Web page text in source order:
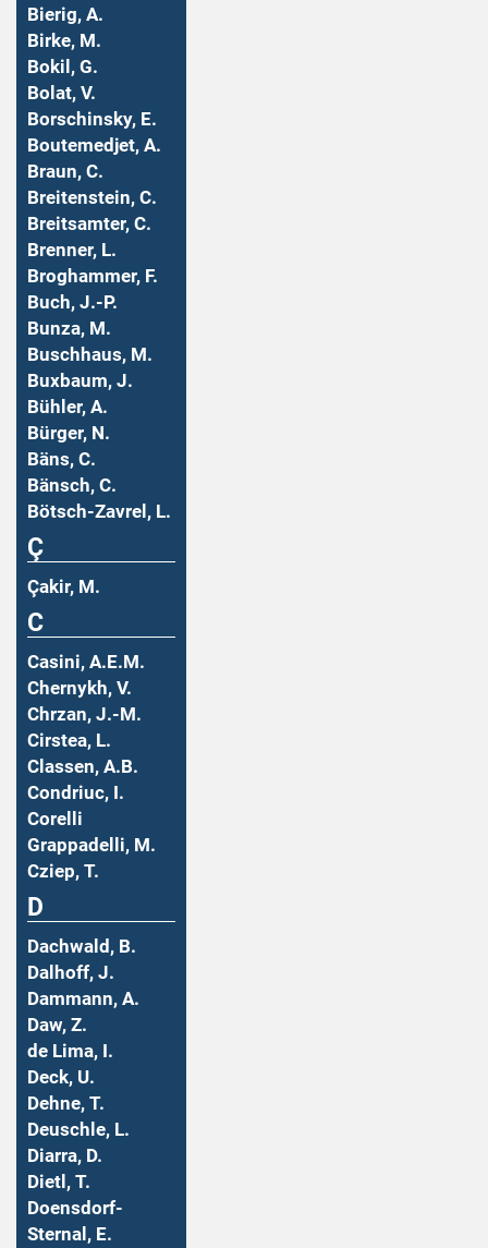
Bierig, A.
Birke, M.
Bokil, G.
Bolat, V.
Borschinsky, E.
Boutemedjet, A.
Braun, C.
Breitenstein, C.
Breitsamter, C.
Brenner, L.
Broghammer, F.
Buch, J.-P.
Bunza, M.
Buschhaus, M.
Buxbaum, J.
Bühler, A.
Bürger, N.
Bäns, C.
Bänsch, C.
Bötsch-Zavrel, L.
Ç
Çakir, M.
C
Casini, A.E.M.
Chernykh, V.
Chrzan, J.-M.
Cirstea, L.
Classen, A.B.
Condriuc, I.
Corelli
Grappadelli, M.
Cziep, T.
D
Dachwald, B.
Dalhoff, J.
Dammann, A.
Daw, Z.
de Lima, I.
Deck, U.
Dehne, T.
Deuschle, L.
Diarra, D.
Dietl, T.
Doensdorf-
Sternal, E.